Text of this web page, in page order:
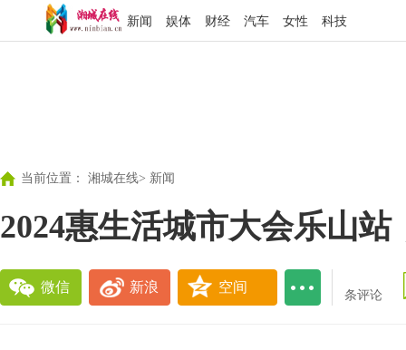
新闻 娱体 财经 汽车 女性 科技
当前位置： 湘城在线> 新闻
2024惠生活城市大会乐山
微信 新浪 空间
条评论